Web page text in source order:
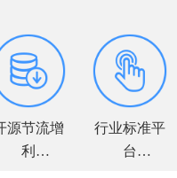
源节流增
利
行业标准平
台